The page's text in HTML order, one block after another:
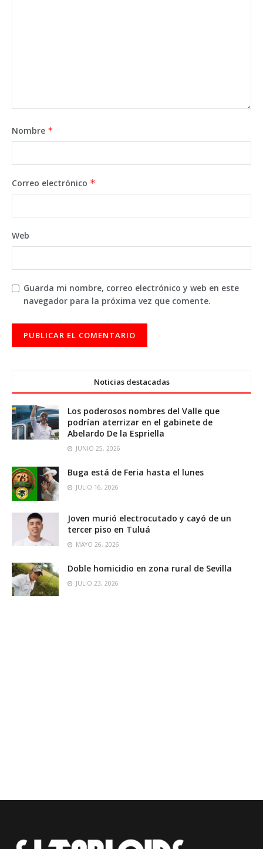
Nombre *
Correo electrónico *
Web
Guarda mi nombre, correo electrónico y web en este
navegador para la próxima vez que comente.
Noticias destacadas
Los poderosos nombres del Valle que
podrían aterrizar en el gabinete de
Abelardo De la Espriella
JUNIO 25, 2026
Buga está de Feria hasta el lunes
JULIO 16, 2026
Joven murió electrocutado y cayó de un
tercer piso en Tuluá
MAYO 26, 2026
Doble homicidio en zona rural de Sevilla
JULIO 23, 2026